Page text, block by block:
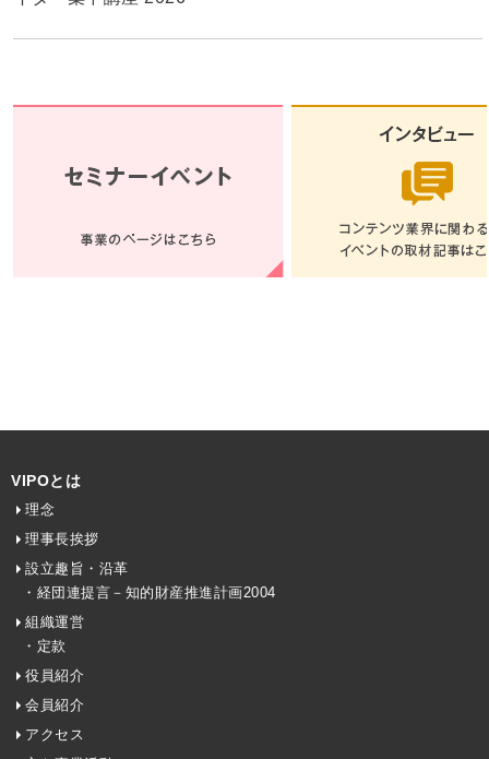
VIPOとは
理念
理事長挨拶
設立趣旨・沿革
・経団連提言－知的財産推進計画2004
組織運営
・定款
役員紹介
会員紹介
アクセス